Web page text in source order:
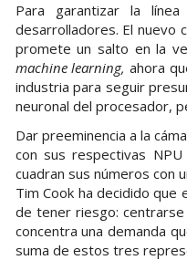
Para garantizar la
desarrolladores. El nuevo
promete un salto en la
machine learning,ahora
industria para seguir
neuronal del procesador,
Dar preeminencia a la
con sus respectivas
cuadran sus números con
Tim Cook ha decidido
de tener riesgo:
concentra una demanda
suma de estos tres